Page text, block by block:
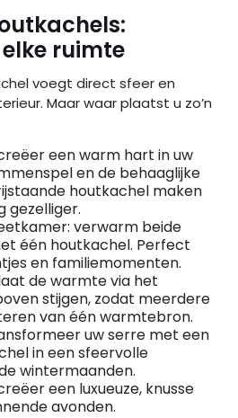
ruimte
voegt direct sfeer en
Maar waar plaatst u zo’n
een warm hart in uw
en de behaaglijke
houtkachel maken
gezelliger.
verwarm beide
één houtkachel. Perfect
en familiemomenten.
de warmte via het
stijgen, zodat meerdere
van één warmtebron.
uw serre met een
in een sfeervolle
wintermaanden.
een luxueuze, knusse
avonden.